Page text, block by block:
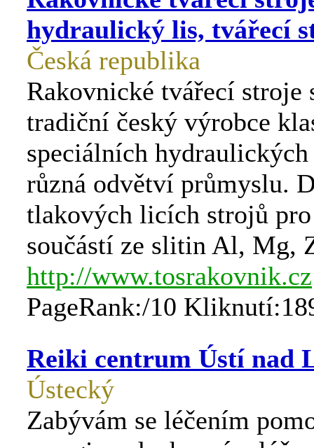
hydraulický lis, tvářecí
Česká republika
Rakovnické tvářecí stroje
tradiční český výrobce
speciálních
různá odvětví průmyslu.
tlakových licích strojů
součástí ze slitin Al, Mg,
http://www.tosrakovnik.cz
PageRank:/10
Reiki centrum Ústí nad
Ústecký
Zabývám se léčením